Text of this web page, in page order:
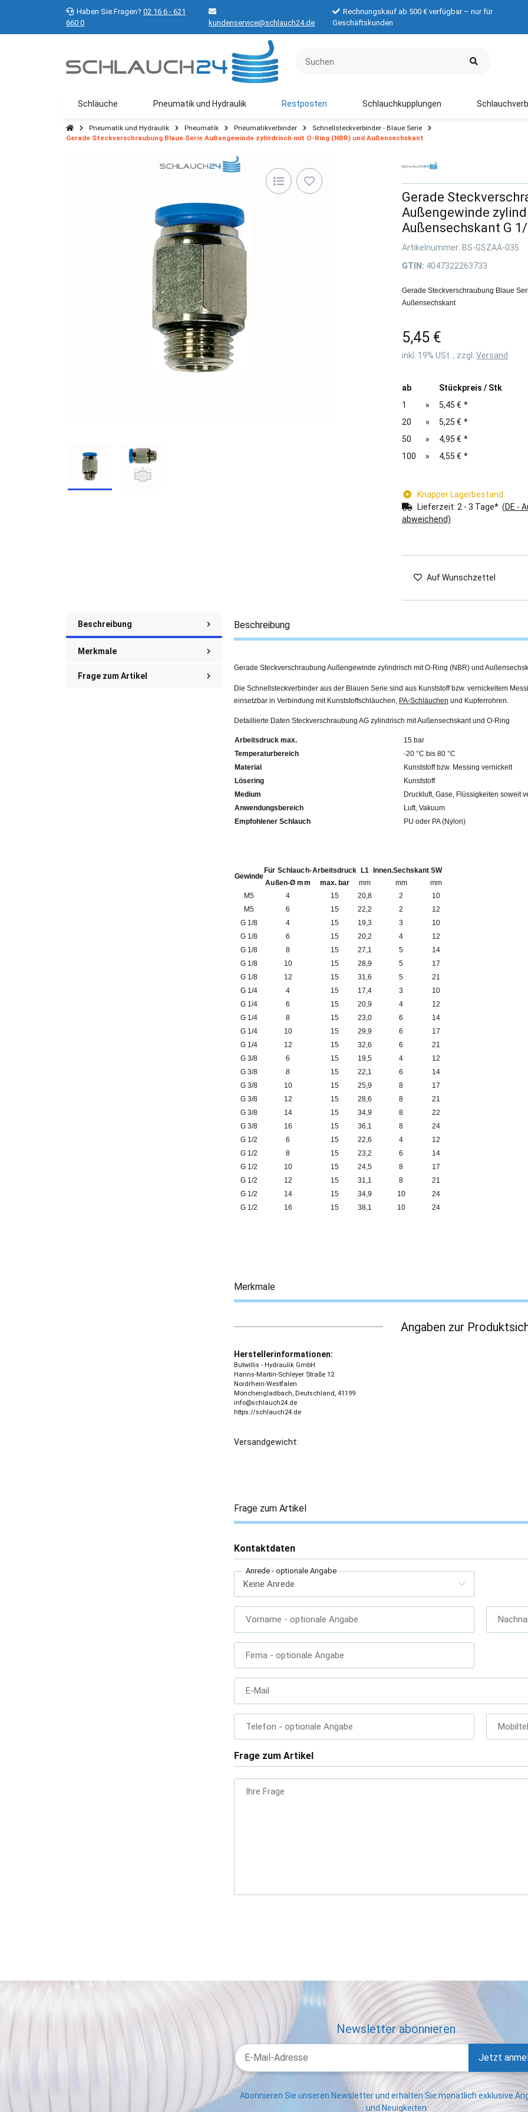
Haben Sie Fragen? 02 16 6 - 621
660 0
kundenservice@schlauch24.de
Rechnungskauf ab 500 € verfügbar – nur für
Geschäftskunden
Schläuche Pneumatik und Hydraulik Restposten Schlauchkupplungen
Pneumatik und Hydraulik Pneumatik Pneumatikverbinder
Schnellsteckverbinder - Blaue Serie
Gerade Steckverschraubung Blaue Serie Außengewinde zylindrisch mit O-Ring (NBR) und Außensechskant
Gerade
Außengewinde
Außensechskant G
Artikelnummer: BS-GSZAA-035
GTIN: 4047322263733
Gerade Steckverschraubung Blaue
Außensechskant
5,45 €
inkl. 19% USt. , zzgl. Versand
ab
Stückpreis / Stk
1
» 5,45 € *
20
» 5,25 € *
50
» 4,95 € *
100
» 4,55 € *
Knapper Lagerbestand
Lieferzeit: 2 - 3 Tage* (DE -
abweichend)
Auf Wunschzettel
Beschreibung
Merkmale
Frage zum Artikel
Beschreibung
Gerade Steckverschraubung Außengewinde zylindrisch mit O-Ring (NBR) und
Die Schnellsteckverbinder aus der Blauen Serie sind aus Kunststoff bzw. vernickeltem
einsetzbar in Verbindung mit Kunststoffschläuchen, PA-Schläuchen und Kupferrohren.
Detaillierte Daten Steckverschraubung AG zylindrisch mit Außensechskant und O-Ring
Arbeitsdruck max.
15 bar
Temperaturbereich
-20 °C bis 80 °C
Material
Kunststoff bzw. Messing vernickelt
Lösering
Kunststoff
Medium
Druckluft, Gase, Flüssigkeiten soweit
Anwendungsbereich
Luft, Vakuum
Empfohlener Schlauch
PU oder PA (Nylon)
Gewinde
Für Schlauch-
Außen-Ø mm
Arbeitsdruck
max. bar
L1
mm
Innen.Sechskant
mm
SW
mm
M5
4 15 20,8 2
10
M5
6 15 22,2 2
12
G 1/8
4 15 19,3 3
10
G 1/8
6 15 20,2 4
12
G 1/8
8 15 27,1 5
14
G 1/8
10 15 28,9 5
17
G 1/8
12 15 31,6 5
21
G 1/4
4 15 17,4 3
10
G 1/4
6 15 20,9 4
12
G 1/4
8 15 23,0 6
14
G 1/4
10 15 29,9 6
17
G 1/4
12 15 32,6 6
21
G 3/8
6 15 19,5 4
12
G 3/8
8 15 22,1 6
14
G 3/8
10 15 25,9 8
17
G 3/8
12 15 28,6 8
21
G 3/8
14 15 34,9 8
22
G 3/8
16 15 36,1 8
24
G 1/2
6 15 22,6 4
12
G 1/2
8 15 23,2 6
14
G 1/2
10 15 24,5 8
17
G 1/2
12 15 31,1 8
21
G 1/2
14 15 34,9 10
24
G 1/2
16 15 38,1 10 24
Merkmale
Angaben zur
Herstellerinformationen:
Butwillis - Hydraulik GmbH
Hanns-Martin-Schleyer Straße 12
Nordrhein-Westfalen
Mönchengladbach, Deutschland, 41199
info@schlauch24.de
https://schlauch24.de
Versandgewicht:
Frage zum Artikel
Kontaktdaten
Anrede - optionale Angabe
Vorname - optionale Angabe
Firma - optionale Angabe
E-Mail
Telefon - optionale Angabe
Frage zum Artikel
Ihre Frage
Newsletter abonnieren
Jetzt
Abonnieren Sie unseren Newsletter und erhalten Sie monatlich exklusive
und Neuigkeiten